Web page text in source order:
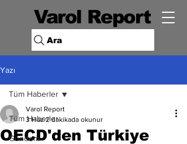
Varol Report
Ara
Yazı
Tüm Haberler
Gündem
Tüm Haberler
OECD'den Türkiye
Varol Report
3 Haz 2 dakikada okunur